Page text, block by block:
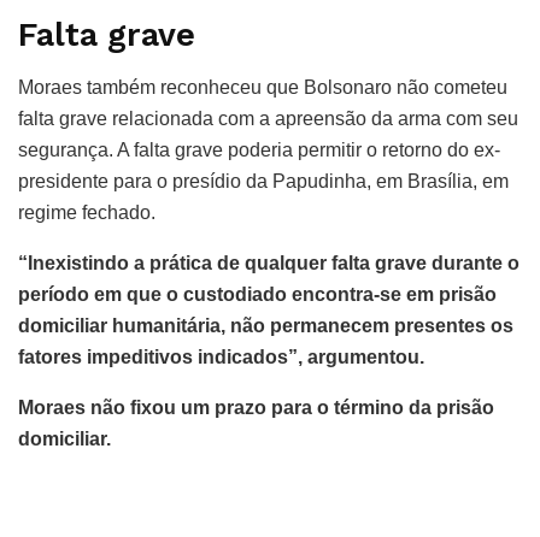
Falta grave
Moraes também reconheceu que Bolsonaro não cometeu
falta grave relacionada com a apreensão da arma com seu
segurança. A falta grave poderia permitir o retorno do ex-
presidente para o presídio da Papudinha, em Brasília, em
regime fechado.
“Inexistindo a prática de qualquer falta grave durante o
período em que o custodiado encontra-se em prisão
domiciliar humanitária, não permanecem presentes os
fatores impeditivos indicados”, argumentou.
Moraes não fixou um prazo para o término da prisão
domiciliar.